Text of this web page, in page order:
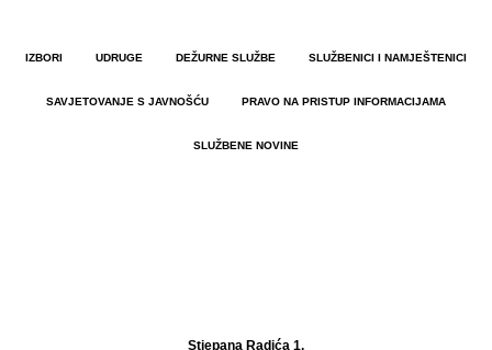
IZBORI UDRUGE DEŽURNE SLUŽBE SLUŽBENICI I NAMJEŠTENICI
SAVJETOVANJE S JAVNOŠĆU PRAVO NA PRISTUP INFORMACIJAMA
SLUŽBENE NOVINE
Stjepana Radića 1,